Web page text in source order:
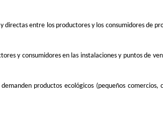
directas entre los productores y los consumidores de
y consumidores en las instalaciones y puntos de
productos ecológicos (pequeños comercios,